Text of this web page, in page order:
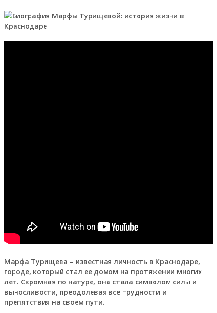
Марфа Турищева – известная личность в Краснодаре,
городе, который стал ее домом на протяжении многих
лет. Скромная по натуре, она стала символом силы и
выносливости, преодолевая все трудности и
препятствия на своем пути.